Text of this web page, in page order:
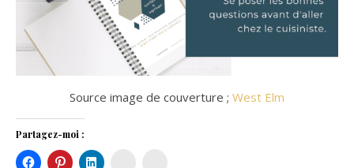
Source image de couverture ; West Elm
Partagez-moi :